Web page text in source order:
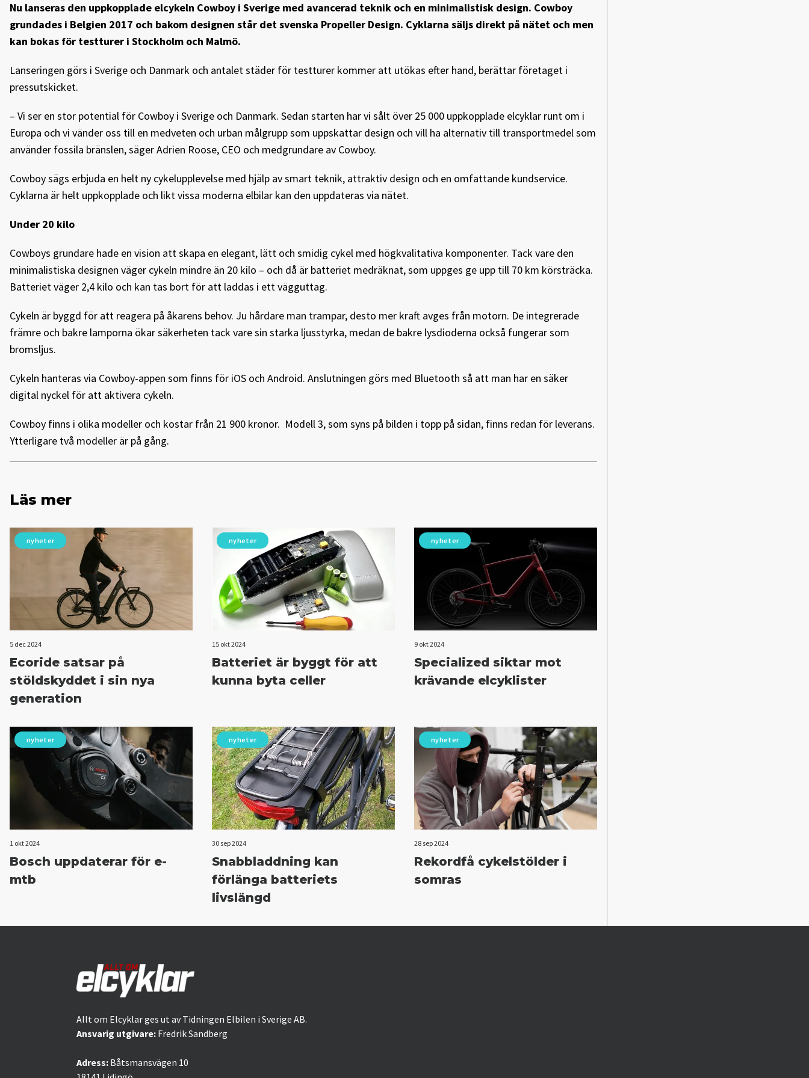
Nu lanseras den uppkopplade elcykeln Cowboy i Sverige med avancerad teknik och en minimalistisk design. Cowboy
grundades i Belgien 2017 och bakom designen står det svenska Propeller Design. Cyklarna säljs direkt på nätet och men
kan bokas för testturer i Stockholm och Malmö.
Lanseringen görs i Sverige och Danmark och antalet städer för testturer kommer att utökas efter hand, berättar företaget i
pressutskicket.
– Vi ser en stor potential för Cowboy i Sverige och Danmark. Sedan starten har vi sålt över 25 000 uppkopplade elcyklar runt om i
Europa och vi vänder oss till en medveten och urban målgrupp som uppskattar design och vill ha alternativ till transportmedel som
använder fossila bränslen, säger Adrien Roose, CEO och medgrundare av Cowboy.
Cowboy sägs erbjuda en helt ny cykelupplevelse med hjälp av smart teknik, attraktiv design och en omfattande kundservice.
Cyklarna är helt uppkopplade och likt vissa moderna elbilar kan den uppdateras via nätet.
Under 20 kilo
Cowboys grundare hade en vision att skapa en elegant, lätt och smidig cykel med högkvalitativa komponenter. Tack vare den
minimalistiska designen väger cykeln mindre än 20 kilo – och då är batteriet medräknat, som uppges ge upp till 70 km körsträcka.
Batteriet väger 2,4 kilo och kan tas bort för att laddas i ett vägguttag.
Cykeln är byggd för att reagera på åkarens behov. Ju hårdare man trampar, desto mer kraft avges från motorn. De integrerade
främre och bakre lamporna ökar säkerheten tack vare sin starka ljusstyrka, medan de bakre lysdioderna också fungerar som
bromsljus.
Cykeln hanteras via Cowboy-appen som finns för iOS och Android. Anslutningen görs med Bluetooth så att man har en säker
digital nyckel för att aktivera cykeln.
Cowboy finns i olika modeller och kostar från 21 900 kronor. Modell 3, som syns på bilden i topp på sidan, finns redan för leverans.
Ytterligare två modeller är på gång.
Läs mer
nyheter
5 dec 2024
Ecoride satsar på
stöldskyddet i sin nya
generation
nyheter
15 okt 2024
Batteriet är byggt för att
kunna byta celler
nyheter
9 okt 2024
Specialized siktar mot
krävande elcyklister
nyheter
1 okt 2024
Bosch uppdaterar för e-
mtb
nyheter
30 sep 2024
Snabbladdning kan
förlänga batteriets
livslängd
nyheter
28 sep 2024
Rekordfå cykelstölder i
somras
Allt om Elcyklar ges ut av Tidningen Elbilen i Sverige AB.
Ansvarig utgivare: Fredrik Sandberg
Adress: Båtsmansvägen 10